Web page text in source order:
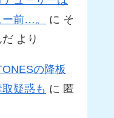
前…。
に そ
だ より
の降板
疑惑も に 匿